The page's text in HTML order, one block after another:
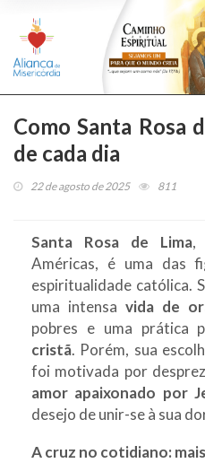
Como Santa Rosa
de cada dia
22 de agosto de 2025 811
Santa Rosa de Lima,
Américas, é uma das
espiritualidade católica.
uma intensa vida de
pobres e uma prática
cristã. Porém, sua
foi motivada por
amor apaixonado por
desejo de unir-se à sua
A cruz no cotidiano: